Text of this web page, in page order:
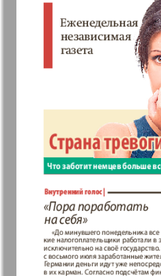
7
13
19
25
31
МК-Германия
планета
Новые Земляки
Партнер
Архив